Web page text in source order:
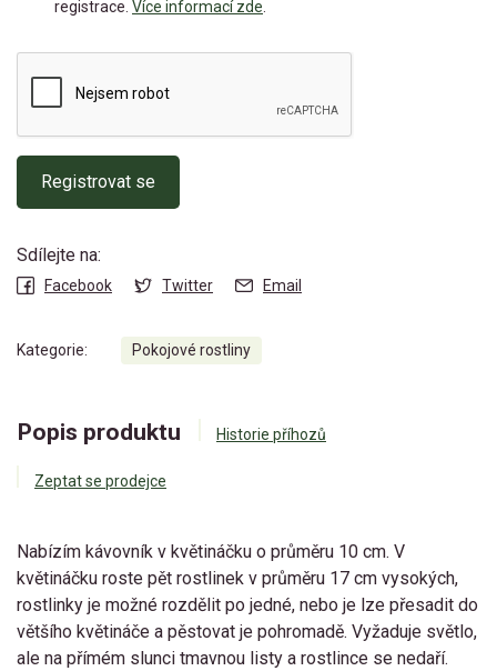
registrace. Více informací zde.
Registrovat se
Sdílejte na:
Facebook Twitter Email
Kategorie: Pokojové rostliny
Popis produktu Historie příhozů
Zeptat se prodejce
Nabízím kávovník v květináčku o průměru 10 cm. V
květináčku roste pět rostlinek v průměru 17 cm vysokých,
rostlinky je možné rozdělit po jedné, nebo je lze přesadit do
většího květináče a pěstovat je pohromadě. Vyžaduje světlo,
ale na přímém slunci tmavnou listy a rostlince se nedaří.